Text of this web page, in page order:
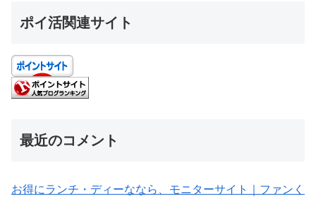
ポイ活関連サイト
最近のコメント
お得にランチ・ディーななら、モニターサイト｜ファンく